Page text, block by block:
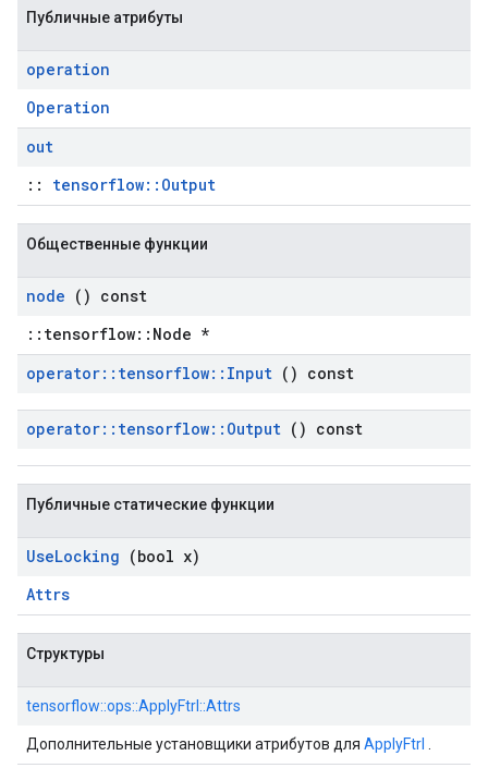
Публичные атрибуты
operation
Operation
out
:: tensorflow::Output
Общественные функции
node () const
::tensorflow::Node *
operator:: tensorflow:: Input () const
operator:: tensorflow:: Output () const
Публичные статические функции
UseLocking (bool x)
Attrs
Структуры
tensorflow::ops::ApplyFtrl::Attrs
Дополнительные установщики атрибутов для ApplyFtrl